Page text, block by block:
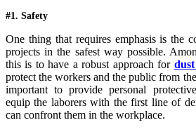
#1. Safety
One thing that requires emphasis is the
projects in the safest way possible.
this is to have a robust approach for
protect the workers and the public from
important to provide personal
equip the laborers with the first line of
can confront them in the workplace.